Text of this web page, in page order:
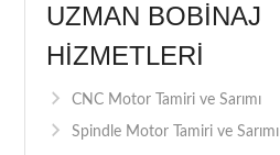
UZMAN BOBINAJ
HIZMETLERI
CNC Motor Tamiri ve Sarımı
Spindle Motor Tamiri ve Sarımı